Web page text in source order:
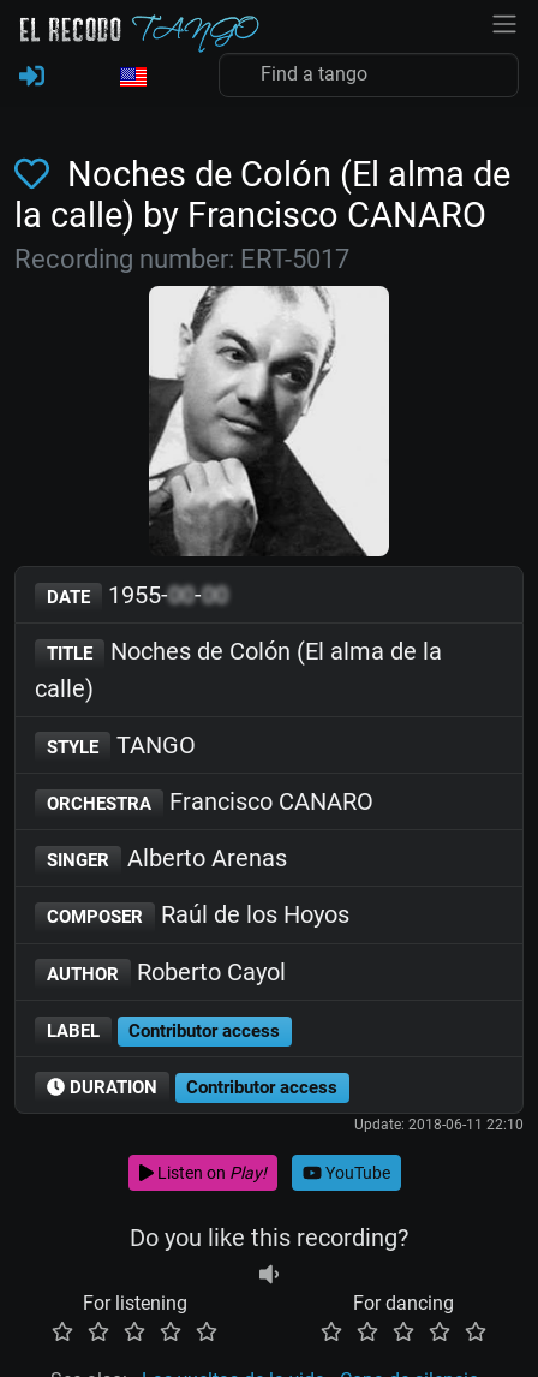
Noches de Colón (El alma de
la calle) by Francisco CANARO
Recording number: ERT-5017
DATE 1955-00-00
TITLE
Noches de Colón (El alma de la
calle)
STYLE TANGO
ORCHESTRA Francisco CANARO
SINGER Alberto Arenas
COMPOSER Raúl de los Hoyos
AUTHOR Roberto Cayol
LABEL Contributor access
DURATION Contributor access
Update: 2018-06-11 22:10
Listen on Play! YouTube
Do you like this recording?
For listening For dancing